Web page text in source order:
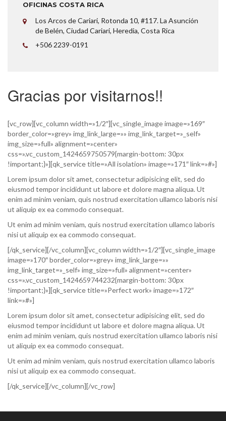
OFICINAS COSTA RICA
Los Arcos de Cariari, Rotonda 10, #117. La Asunción
de Belén, Ciudad Cariari, Heredia, Costa Rica
+506 2239-0191
Gracias por visitarnos!!
[vc_row][vc_column width=»1/2″][vc_single_image image=»169″
border_color=»grey» img_link_large=»» img_link_target=»_self»
img_size=»full» alignment=»center»
css=».vc_custom_1424659750579{margin-bottom: 30px
!important;}»][qk_service title=»All isolation» image=»171″ link=»#»]
Lorem ipsum dolor sit amet, consectetur adipisicing elit, sed do
eiusmod tempor incididunt ut labore et dolore magna aliqua. Ut
enim ad minim veniam, quis nostrud exercitation ullamco laboris nisi
ut aliquip ex ea commodo consequat.
Ut enim ad minim veniam, quis nostrud exercitation ullamco laboris
nisi ut aliquip ex ea commodo consequat.
[/qk_service][/vc_column][vc_column width=»1/2″][vc_single_image
image=»170″ border_color=»grey» img_link_large=»»
img_link_target=»_self» img_size=»full» alignment=»center»
css=».vc_custom_1424659744232{margin-bottom: 30px
!important;}»][qk_service title=»Perfect work» image=»172″
link=»#»]
Lorem ipsum dolor sit amet, consectetur adipisicing elit, sed do
eiusmod tempor incididunt ut labore et dolore magna aliqua. Ut
enim ad minim veniam, quis nostrud exercitation ullamco laboris nisi
ut aliquip ex ea commodo consequat.
Ut enim ad minim veniam, quis nostrud exercitation ullamco laboris
nisi ut aliquip ex ea commodo consequat.
[/qk_service][/vc_column][/vc_row]